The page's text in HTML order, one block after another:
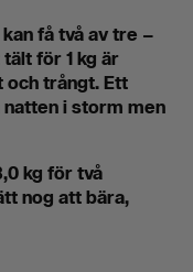
få två av tre –
för 1 kg är
och trångt. Ett
i storm men
kg för två
nog att bära,